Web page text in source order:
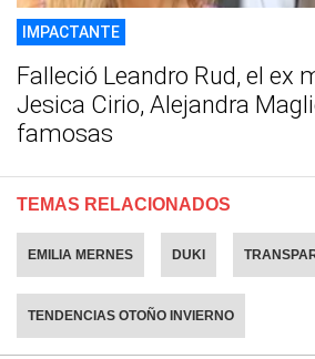
IMPACTANTE
Falleció Leandro Rud, el ex
Jesica Cirio, Alejandra
famosas
TEMAS RELACIONADOS
EMILIA MERNES DUKI
TENDENCIAS OTOÑO INVIERNO